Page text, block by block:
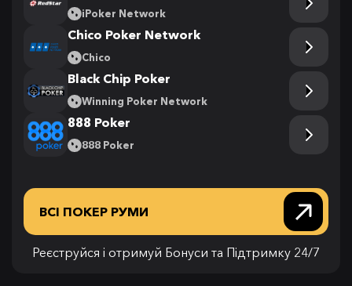
iPoker Network
Chico Poker Network
Chico
Black Chip Poker
Winning Poker Network
888 Poker
888 Poker
ВСІ ПОКЕР РУМИ
Реєструйся і отримуй Бонуси та Підтримку 24/7